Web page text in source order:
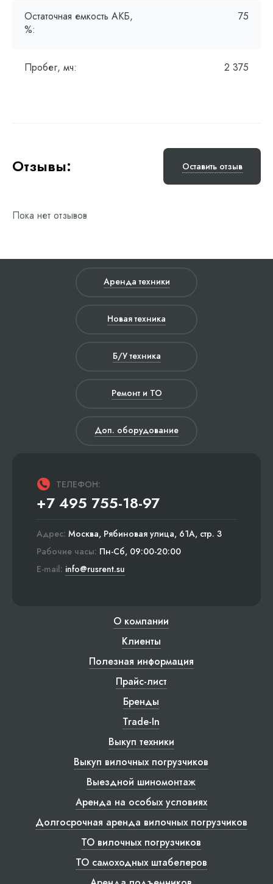
Остаточная емкость АКБ,
%:
75
Пробег, мч: 2 375
Отзывы: Оставить отзыв
Пока нет отзывов
Аренда техники
Новая техника
Б/У техника
Ремонт и ТО
Доп. оборудование
ТЕЛЕФОН:
+7 495 755-18-97
Адрес: Москва, Рябиновая улица, 61А, стр. 3
Рабочие часы: Пн-Сб, 09:00-20:00
E-mail: info@rusrent.su
О компании
Клиенты
Полезная информация
Прайс-лист
Бренды
Trade-In
Выкуп техники
Выкуп вилочных погрузчиков
Выездной шиномонтаж
Аренда на особых условиях
Долгосрочная аренда вилочных погрузчиков
ТО вилочных погрузчиков
ТО самоходных штабелеров